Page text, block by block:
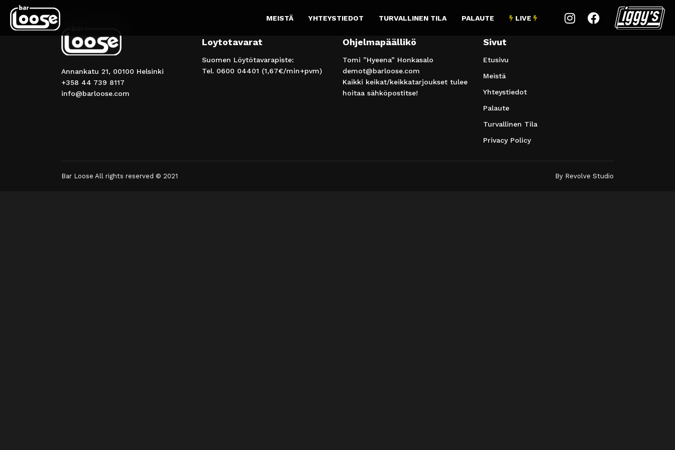
MEISTÄ YHTEYSTIEDOT TURVALLINEN TILA PALAUTE  LIVE   
Annankatu 21, 00100 Helsinki
+358 44 739 8117
info@barloose.com
Loytotavarat
Suomen Löytötavarapiste:
Tel. 0600 04401 (1,67€/min+pvm)
Ohjelmapäällikö
Tomi ”Hyeena” Honkasalo
demot@barloose.com
Kaikki keikat/keikkatarjoukset tulee
hoitaa sähköpostitse!
Sivut
Etusivu
Meistä
Yhteystiedot
Palaute
Turvallinen Tila
Privacy Policy
Bar Loose All rights reserved © 2021 By Revolve Studio